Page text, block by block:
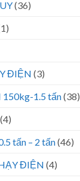
(36)
ĐIỆN (3)
1.5 tấn(38)
(4)
tấn – 2 tấn(46)
ĐIỆN (4)